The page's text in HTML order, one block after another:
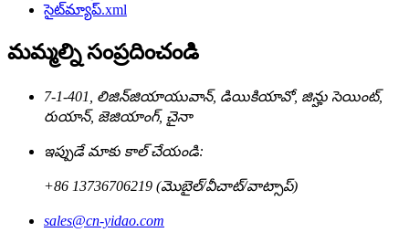
సైట్‌మ్యాప్.xml
మమ్మల్ని సంప్రదించండి
7-1-401, లిజిన్‌జియాయువాన్, డియికియావో, జిన్హు సెయింట్,
రుయాన్, జెజియాంగ్, చైనా
ఇప్పుడే మాకు కాల్ చేయండి:
+86 13736706219 (మొబైల్/వీచాట్/వాట్సాప్)
sales@cn-yidao.com